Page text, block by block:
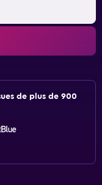
de plus de 900